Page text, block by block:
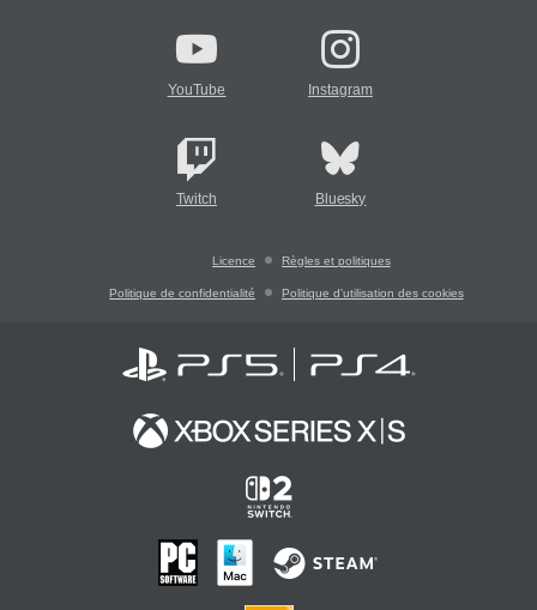
YouTube Instagram
Twitch Bluesky
Licence Règles et politiques
Politique de confidentialité Politique d'utilisation des cookies